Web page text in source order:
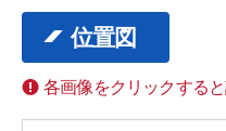
位置図
各画像をクリックする